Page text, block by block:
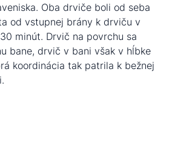
Oba drviče boli od seba
od vstupnej brány k drviču v
minút. Drvič na povrchu sa
bane, drvič v bani však v hĺbke
koordinácia tak patrila k bežnej